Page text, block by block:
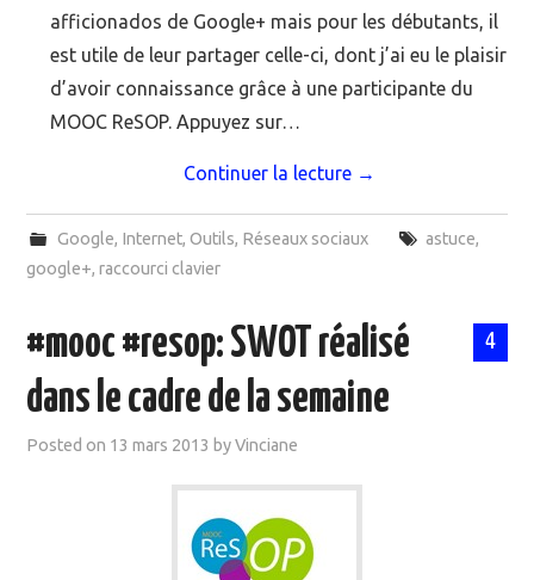
afficionados de Google+ mais pour les débutants, il
est utile de leur partager celle-ci, dont j’ai eu le plaisir
d’avoir connaissance grâce à une participante du
MOOC ReSOP. Appuyez sur…
Continuer la lecture →
Google, Internet, Outils, Réseaux sociaux astuce,
google+,raccourci clavier
4
#mooc #resop: SWOT réalisé
dans le cadre de la semaine
Posted on 13 mars 2013 byVinciane